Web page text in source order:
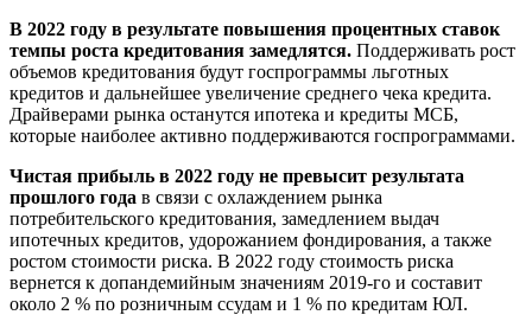
В 2022 году в результате повышения процентных ставок
темпы роста кредитования замедлятся. Поддерживать рост
объемов кредитования будут госпрограммы льготных
кредитов и дальнейшее увеличение среднего чека кредита.
Драйверами рынка останутся ипотека и кредиты МСБ,
которые наиболее активно поддерживаются госпрограммами.
Чистая прибыль в 2022 году не превысит результата
прошлого года в связи с охлаждением рынка
потребительского кредитования, замедлением выдач
ипотечных кредитов, удорожанием фондирования, а также
ростом стоимости риска. В 2022 году стоимость риска
вернется к допандемийным значениям 2019-го и составит
около 2 % по розничным ссудам и 1 % по кредитам ЮЛ.